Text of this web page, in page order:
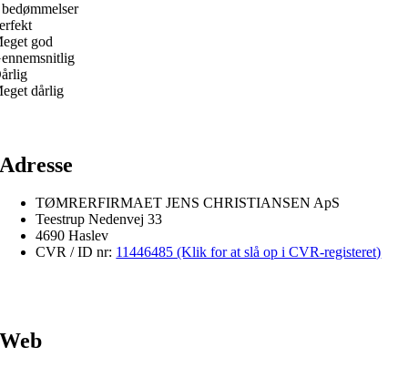
god
dårlig
Adresse
TØMRERFIRMAET JENS CHRISTIANSEN ApS
Teestrup Nedenvej 33
4690 Haslev
CVR / ID nr: 11446485 (Klik for at slå op i CVR-registeret)
Web